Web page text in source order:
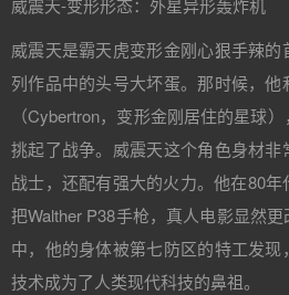
威震天-变形形态：外星异形轰炸机
威震天是霸天虎变形金刚心狠手辣
列作品中的头号大坏蛋。那时候，
（Cybertron，变形金刚居住的星球
挑起了战争。威震天这个角色身材
战士，还配有强大的火力。他在80
把Walther P38手枪，真人电影显然
中，他的身体被第七防区的特工发
技术成为了人类现代科技的鼻祖。